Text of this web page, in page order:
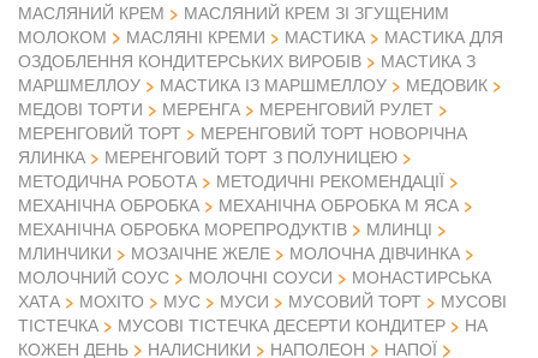
МАСЛЯНИЙ КРЕМ
МАСЛЯНИЙ КРЕМ ЗІ ЗГУЩЕНИМ
МОЛОКОМ
МАСЛЯНІ КРЕМИ МАСТИКА
МАСТИКА ДЛЯ
ОЗДОБЛЕННЯ КОНДИТЕРСЬКИХ ВИРОБІВ
МАСТИКА З
МАРШМЕЛЛОУ
МАСТИКА ІЗ МАРШМЕЛЛОУ
МЕДОВИК
МЕДОВІ ТОРТИ
МЕРЕНГА
МЕРЕНГОВИЙ РУЛЕТ
МЕРЕНГОВИЙ ТОРТ
МЕРЕНГОВИЙ ТОРТ НОВОРІЧНА
ЯЛИНКА
МЕРЕНГОВИЙ ТОРТ З ПОЛУНИЦЕЮ
МЕТОДИЧНА РОБОТА
МЕТОДИЧНІ РЕКОМЕНДАЦІЇ
МЕХАНІЧНА ОБРОБКА
МЕХАНІЧНА ОБРОБКА М ЯСА
МЕХАНІЧНА ОБРОБКА МОРЕПРОДУКТІВ
МЛИНЦІ
МЛИНЧИКИ
МОЗАІЧНЕ ЖЕЛЕ
МОЛОЧНА ДІВЧИНКА
МОЛОЧНИЙ СОУС
МОЛОЧНІ СОУСИ
МОНАСТИРСЬКА
ХАТА
МОХІТО МУС МУСИ МУСОВИЙ ТОРТ
МУСОВІ
ТІСТЕЧКА
МУСОВІ ТІСТЕЧКА ДЕСЕРТИ КОНДИТЕР
НА
КОЖЕН ДЕНЬ
НАЛИСНИКИ НАПОЛЕОН НАПОЇ